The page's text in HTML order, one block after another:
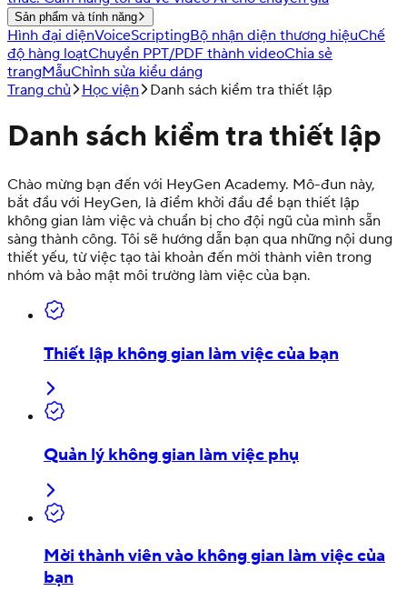
Sản phẩm và tính năng
Hình đại diệnVoiceScriptingBộ nhận diện thương hiệuChế
độ hàng loạtChuyển PPT/PDF thành videoChia sẻ
trangMẫuChỉnh sửa kiểu dáng
Trang chủ
Học viện Danh sách kiểm tra thiết lập
Danh sách kiểm tra thiết lập
Chào mừng bạn đến với HeyGen Academy. Mô-đun này,
bắt đầu với HeyGen, là điểm khởi đầu để bạn thiết lập
không gian làm việc và chuẩn bị cho đội ngũ của mình sẵn
sàng thành công. Tôi sẽ hướng dẫn bạn qua những nội dung
thiết yếu, từ việc tạo tài khoản đến mời thành viên trong
nhóm và bảo mật môi trường làm việc của bạn.
Thiết lập không gian làm việc của bạn
Quản lý không gian làm việc phụ
Mời thành viên vào không gian làm việc của
bạn